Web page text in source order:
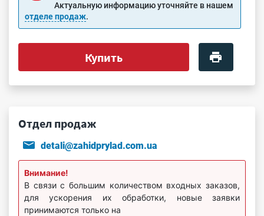
Актуальную информацию уточняйте в нашем
отделе продаж.
Купить
Отдел продаж
detali@zahidprylad.com.ua
Внимание!
В связи с большим количеством входных заказов,
для ускорения их обработки, новые заявки
принимаются только на